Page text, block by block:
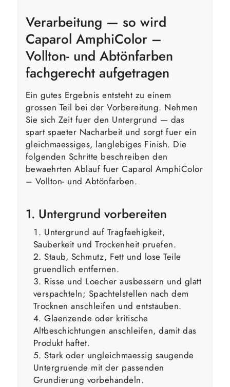
Verarbeitung — so wird
Caparol AmphiColor –
Vollton- und Abtönfarben
fachgerecht aufgetragen
Ein gutes Ergebnis entsteht zu einem
grossen Teil bei der Vorbereitung. Nehmen
Sie sich Zeit fuer den Untergrund — das
spart spaeter Nacharbeit und sorgt fuer ein
gleichmaessiges, langlebiges Finish. Die
folgenden Schritte beschreiben den
bewaehrten Ablauf fuer Caparol AmphiColor
– Vollton- und Abtönfarben.
1. Untergrund vorbereiten
Untergrund auf Tragfaehigkeit,
Sauberkeit und Trockenheit pruefen.
Staub, Schmutz, Fett und lose Teile
gruendlich entfernen.
Risse und Loecher ausbessern und glatt
verspachteln; Spachtelstellen nach dem
Trocknen anschleifen und entstauben.
Glaenzende oder kritische
Altbeschichtungen anschleifen, damit das
Produkt haftet.
Stark oder ungleichmaessig saugende
Untergruende mit der passenden
Grundierung vorbehandeln.